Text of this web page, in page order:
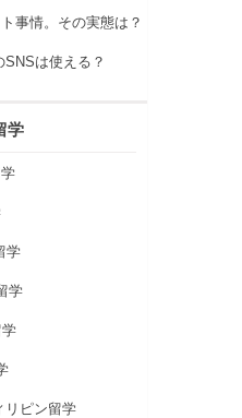
事情。その実態は？
は使える？
学
学
学
リピン留学